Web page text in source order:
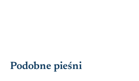
Podobne pieśni